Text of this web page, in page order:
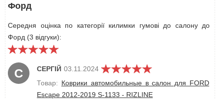
Форд
Середня оцінка по категорії килимки гумові до салону до
Форд (3 відгуки):
С СЕРГІЙ 03.11.2024
Товар: Коврики автомобильные в салон для FORD
Escape 2012-2019 S-1133 - RIZLINE